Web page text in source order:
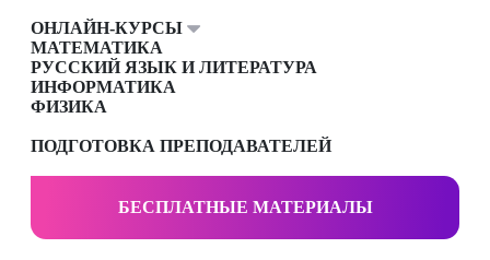
ОНЛАЙН-КУРСЫ
МАТЕМАТИКА
РУССКИЙ ЯЗЫК И ЛИТЕРАТУРА
ИНФОРМАТИКА
ФИЗИКА
ПОДГОТОВКА ПРЕПОДАВАТЕЛЕЙ
БЕСПЛАТНЫЕ МАТЕРИАЛЫ